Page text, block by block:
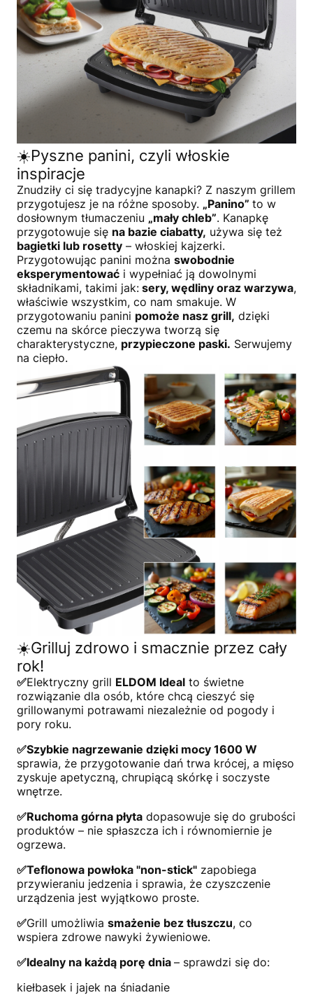
☀️Pyszne panini, czyli włoskie
inspiracje
Znudziły ci się tradycyjne kanapki? Z naszym grillem
przygotujesz je na różne sposoby. „Panino” to w
dosłownym tłumaczeniu „mały chleb”. Kanapkę
przygotowuje się na bazie ciabatty, używa się też
bagietki lub rosetty – włoskiej kajzerki.
Przygotowując panini można swobodnie
eksperymentować i wypełniać ją dowolnymi
składnikami, takimi jak: sery, wędliny oraz warzywa,
właściwie wszystkim, co nam smakuje. W
przygotowaniu panini pomoże nasz grill, dzięki
czemu na skórce pieczywa tworzą się
charakterystyczne, przypieczone paski. Serwujemy
na ciepło.
☀️Grilluj zdrowo i smacznie przez cały
rok!
✅Elektryczny grill ELDOM Ideal to świetne
rozwiązanie dla osób, które chcą cieszyć się
grillowanymi potrawami niezależnie od pogody i
pory roku.
✅Szybkie nagrzewanie dzięki mocy 1600 W
sprawia, że przygotowanie dań trwa krócej, a mięso
zyskuje apetyczną, chrupiącą skórkę i soczyste
wnętrze.
✅Ruchoma górna płyta dopasowuje się do grubości
produktów – nie spłaszcza ich i równomiernie je
ogrzewa.
✅Teflonowa powłoka "non-stick" zapobiega
przywieraniu jedzenia i sprawia, że czyszczenie
urządzenia jest wyjątkowo proste.
✅Grill umożliwia smażenie bez tłuszczu, co
wspiera zdrowe nawyki żywieniowe.
✅Idealny na każdą porę dnia – sprawdzi się do:
kiełbasek i jajek na śniadanie